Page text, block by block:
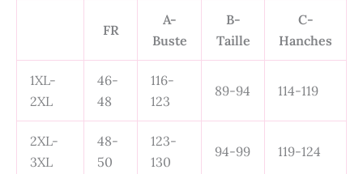
FR
A-
Buste
B-
Taille
C-
Hanches
1XL-
2XL
46-
48
116-
123
89-94 114-119
2XL-
3XL
48-
50
123-
130
94-99 119-124